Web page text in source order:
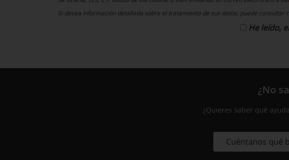
Si desea información detallada sobre el tratamiento de sus datos, puede consultar
He leído,
¿No
¿Quieres saber qué
Cuéntanos qué